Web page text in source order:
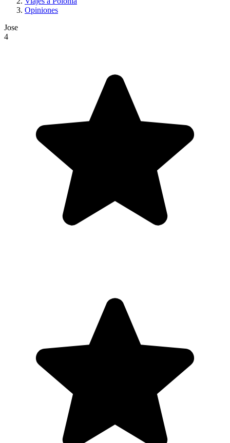
Opiniones
Jose
4